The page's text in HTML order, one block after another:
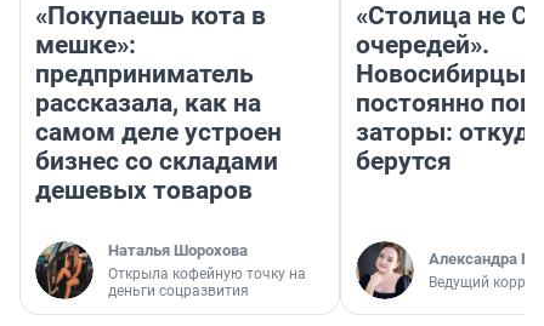
«Покупаешь кота в
мешке»:
предприниматель
рассказала, как на
самом деле устроен
бизнес со складами
дешевых товаров
Наталья Шорохова
Открыла кофейную точку на
деньги соцразвития
«Столица не
очередей».
Новосибирцы
постоянно
заторы:
берутся
Александра
Ведущий